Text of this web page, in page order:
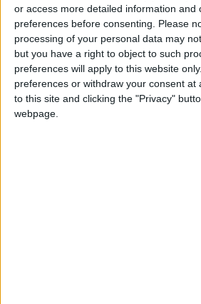
or access more detailed information and
preferences before consenting.
Please
processing of your personal data may
but you have a right to object to such
preferences will apply to this website
preferences or withdraw your consent at
to this site and clicking the "Privacy"
webpage.
Dal relax all’avventura: ad ogni